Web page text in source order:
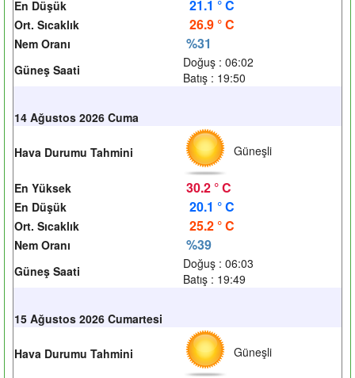
En Düşük 21.1 ° C
Ort. Sıcaklık 26.9 ° C
Nem Oranı %31
Güneş Saati
Doğuş : 06:02
Batış : 19:50
14 Ağustos 2026 Cuma
Hava Durumu Tahmini Güneşli
En Yüksek 30.2 ° C
En Düşük 20.1 ° C
Ort. Sıcaklık 25.2 ° C
Nem Oranı %39
Güneş Saati
Doğuş : 06:03
Batış : 19:49
15 Ağustos 2026 Cumartesi
Hava Durumu Tahmini Güneşli